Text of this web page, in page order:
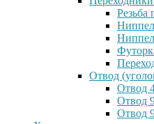
Резьба
Отвод
Отвод
Отвод
Отвод